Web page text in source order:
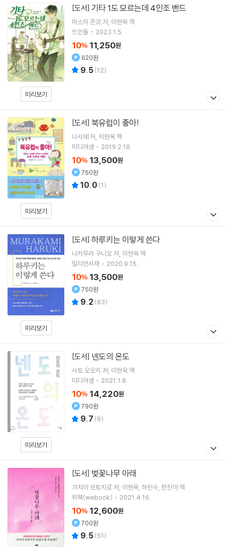
미리보기
[도서] 기타 1도 모르는데 4인조 밴드
마스이 준코 저 이현욱 역
뜨인돌
2023.1.5.
10% 11,250원
620원
9.5(12)
미리보기
[도서] 북유럽이 좋아!
나시에저 이현욱 역
미디어샘
2019.2.18.
10% 13,500원
750원
10.0 (1)
미리보기
[도서] 하루키는 이렇게 쓴다
나카무라 구니오 저 이현욱 역
밀리언서재
2020.9.15.
10% 13,500원
750원
9.2 (83)
미리보기
[도서] 넨도의 온도
사토 오오키 저 이현욱 역
미디어샘
2021.1.8.
10% 14,220원
790원
9.7 (6)
[도서] 벚꽃나무 아래
가지이 모토지로 저 이현욱 하진수 한진아역
위북(webook)
2021.4.16.
10% 12,600원
700원
9.5(51)